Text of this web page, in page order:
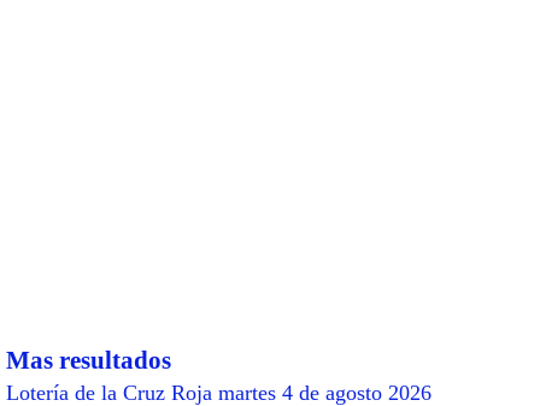
Mas resultados
Lotería de la Cruz Roja martes 4 de agosto 2026